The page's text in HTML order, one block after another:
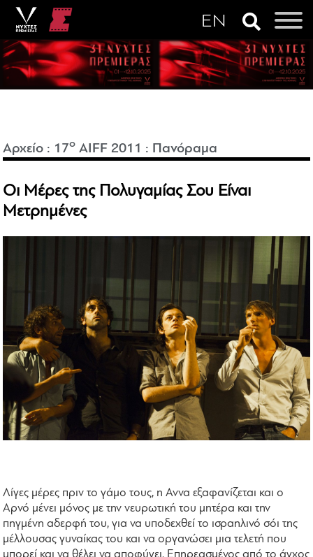
Αρχείο : 17o AIFF 2011 : Πανόραμα
Οι Μέρες της Πολυγαμίας Σου Είναι
Μετρημένες
Λίγες μέρες πριν το γάμο τους, η Αννα εξαφανίζεται και ο
Αρνό μένει μόνος με την νευρωτική του μητέρα και την
πηγμένη αδερφή του, για να υποδεχθεί το ισραηλινό σόι της
μέλλουσας γυναίκας του και να οργανώσει μια τελετή που